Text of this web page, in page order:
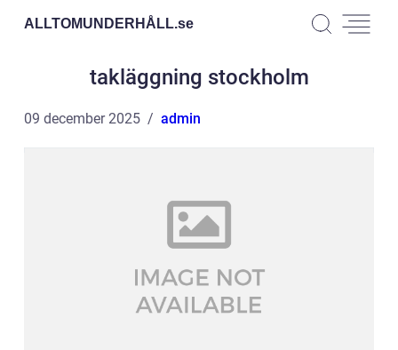
ALLTOMUNDERHÅLL.se
takläggning stockholm
09 december 2025 admin